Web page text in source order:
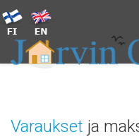
Varaukset ja